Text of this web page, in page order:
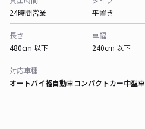
24時間営業
平置き
長さ
480cm 以下
車幅
240cm 以下
対応車種
オートバイ軽自動車コンパクトカー中型車